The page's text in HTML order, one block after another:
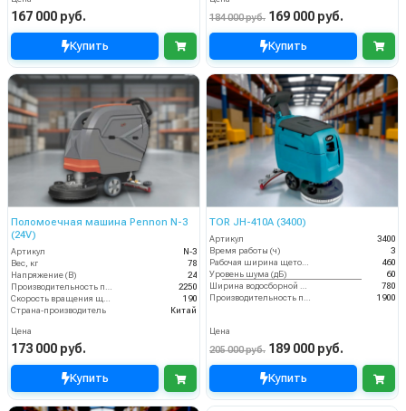
167 000 руб.
Купить
184 000 руб. 169 000 руб.
Купить
Поломоечная машина Pennon N-3
(24V)
Артикул
N-3
Вес, кг
78
Напряжение (В)
24
Производительность по площади (м2/ч)
2250
Скорость вращения щётки (об/мин)
190
Страна-производитель
Китай
Цена
173 000 руб.
Купить
TOR JH-410A (3400)
Артикул
3400
Время работы (ч)
3
Рабочая ширина щеток (мм)
460
Уровень шума (дБ)
60
Ширина водосборной рейки
780
Производительность по площади (м2/ч)
1900
Цена
205 000 руб. 189 000 руб.
Купить